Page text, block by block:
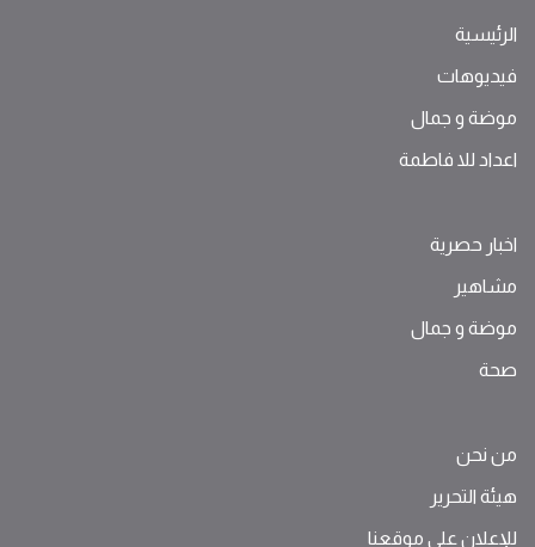
الرئيسية
فيديوهات
موضة ‫و‬ ‫‬‫جمال‬
اعداد للا فاطمة
اخبار حصرية
مشاهير
موضة ‫و‬ ‫‬‫جمال‬
صحة
من نحن
هيئة التحرير
للإعلان على موقعنا